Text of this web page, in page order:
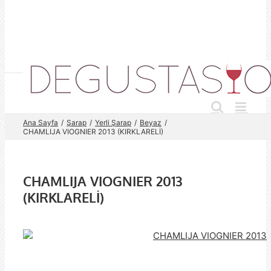
Ana Sayfa Şarap Yerli Şarap
Beyaz
CHAMLIJA VIOGNIER 2013 (KIRKLARELİ)
CHAMLIJA VIOGNIER 2013
(KIRKLARELİ)